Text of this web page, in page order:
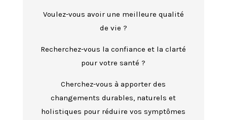
Voulez-vous avoir une meilleure qualité
de vie ?
Recherchez-vous la confiance et la clarté
pour votre santé ?
Cherchez-vous à apporter des
changements durables, naturels et
holistiques pour réduire vos symptômes